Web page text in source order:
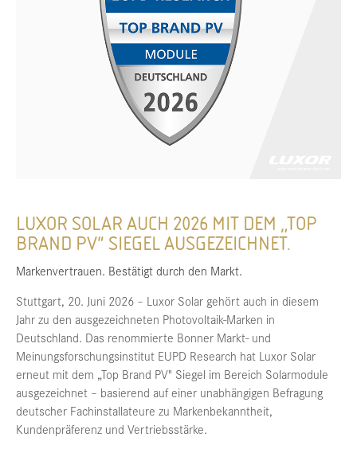
LUXOR SOLAR AUCH 2026 MIT DEM „TOP
BRAND PV" SIEGEL AUSGEZEICHNET.
Markenvertrauen. Bestätigt durch den Markt.
Stuttgart, 20. Juni 2026 – Luxor Solar gehört auch in diesem
Jahr zu den ausgezeichneten Photovoltaik-Marken in
Deutschland. Das renommierte Bonner Markt- und
Meinungsforschungsinstitut EUPD Research hat Luxor Solar
erneut mit dem „Top Brand PV" Siegel im Bereich Solarmodule
ausgezeichnet – basierend auf einer unabhängigen Befragung
deutscher Fachinstallateure zu Markenbekanntheit,
Kundenpräferenz und Vertriebsstärke.